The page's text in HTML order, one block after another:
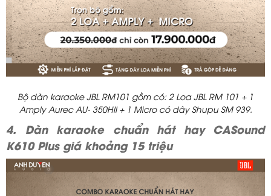
Bộ dàn karaoke JBL RM101 gồm có: 2 Loa JBL RM 101 + 1
Amply Aurec AU- 350HII + 1 Micro có dây Shupu SM 939.
4. Dàn karaoke chuẩn hát hay CASound
K610 Plus giá khoảng 15 triệu